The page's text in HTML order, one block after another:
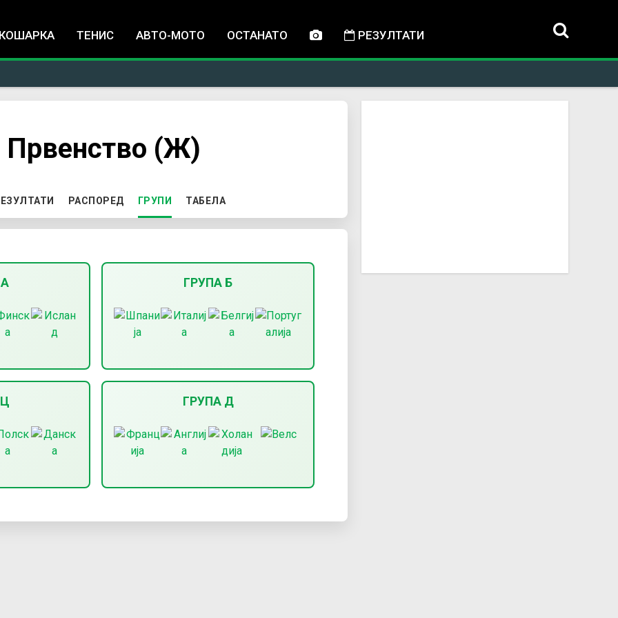
КОШАРКА ТЕНИС АВТО-МОТО ОСТАНАТО РЕЗУЛТАТИ
Првенство (Ж)
РАСПОРЕД ГРУПИ (ACTIVE TAB)
ТАБЕЛА
ГРУПА Б
ГРУПА Д